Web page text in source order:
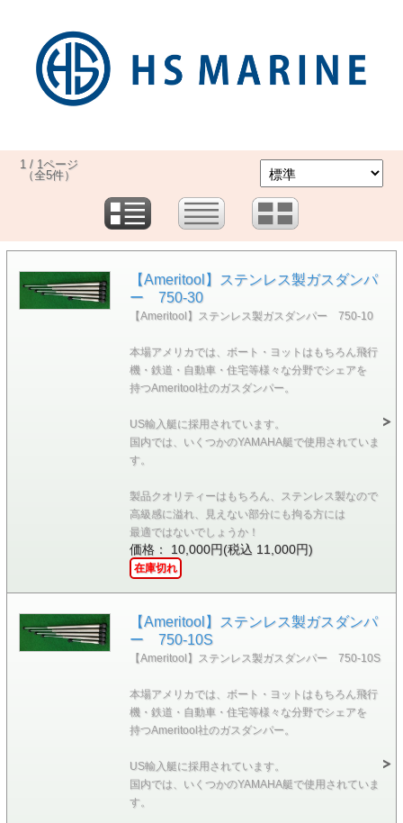
1 / 1ページ
（全5件）
【Ameritool】ステンレス製ガスダンパ
ー 750-30
【Ameritool】ステンレス製ガスダンパー 750-10
本場アメリカでは、ボート・ヨットはもちろん飛行
機・鉄道・自動車・住宅等様々な分野でシェアを
持つAmeritool社のガスダンパー。
US輸入艇に採用されています。
国内では、いくつかのYAMAHA艇で使用されていま
す。
製品クオリティーはもちろん、ステンレス製なので
高級感に溢れ、見えない部分にも拘る方には
最適ではないでしょうか！
価格： 10,000円(税込 11,000円)
在庫切れ
【Ameritool】ステンレス製ガスダンパ
ー 750-10S
【Ameritool】ステンレス製ガスダンパー 750-10S
本場アメリカでは、ボート・ヨットはもちろん飛行
機・鉄道・自動車・住宅等様々な分野でシェアを
持つAmeritool社のガスダンパー。
US輸入艇に採用されています。
国内では、いくつかのYAMAHA艇で使用されていま
す。